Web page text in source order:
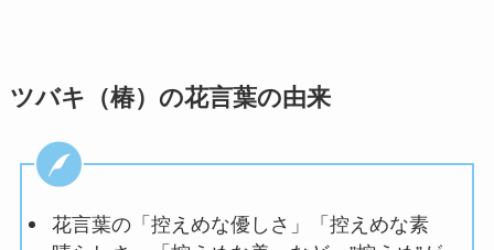
ツバキ（椿）の花言葉の由来
花言葉の「控えめな優しさ」「控えめな素